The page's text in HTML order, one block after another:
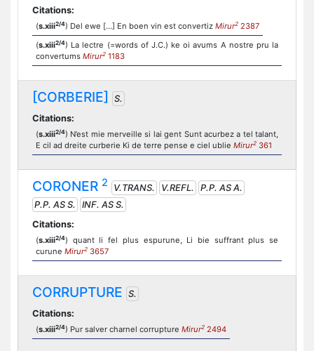
Citations:
(s.xiii2/4) Del ewe […] En boen vin est convertiz Mirur2 2387
(s.xiii2/4) La lectre (=words of J.C.) ke oi avums A nostre pru la
convertums Mirur2 1183
[CORBERIE]
S.
Citations:
(s.xiii2/4) N’est mie merveille si lai gent Sunt acurbez a tel talant,
E cil ad dreite curberie Ki de terre pense e ciel ublie Mirur2 361
CORONER 2 V.TRANS. V.REFL.
P.P. AS A.
P.P. AS S.
INF. AS S.
Citations:
(s.xiii2/4) quant li fel plus espurune, Li bie suffrant plus se
curune Mirur2 3657
CORRUPTURE S.
Citations:
(s.xiii2/4) Pur salver charnel corrupture Mirur2 2494